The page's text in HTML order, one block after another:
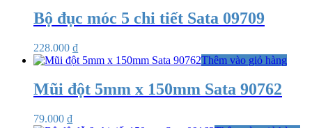
Bộ đục móc 5 chi tiết Sata 09709
228.000 ₫
Thêm vào giỏ hàng
Mũi đột 5mm x 150mm Sata 90762
79.000 ₫